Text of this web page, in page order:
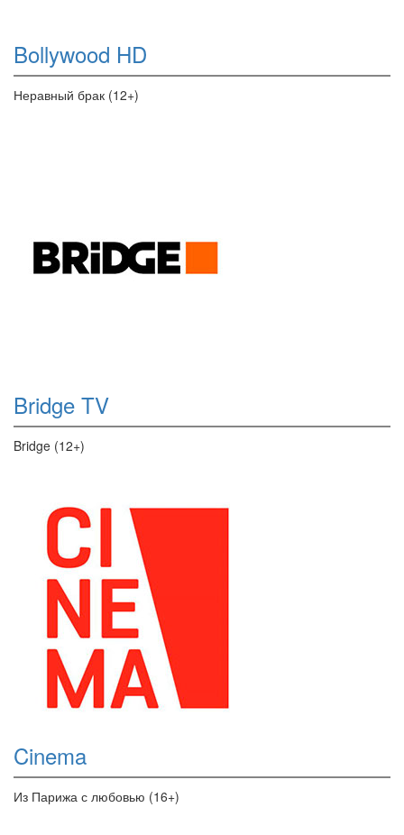
Bollywood HD
Неравный брак (12+)
Bridge TV
Bridge (12+)
Cinema
Из Парижа с любовью (16+)